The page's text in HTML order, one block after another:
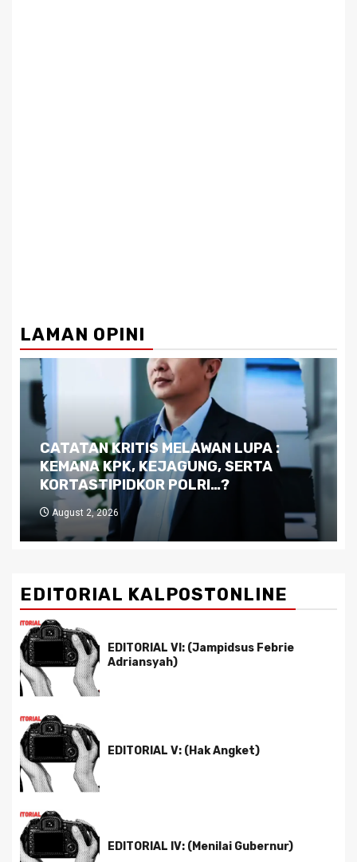
LAMAN OPINI
Dilema Kaltim di Tengah Krisis:
Kutukan Sumber Daya Alam dan
Pemimpin yang Tak Kreatif
July 29, 2026
EDITORIAL KALPOSTONLINE
EDITORIAL VI: (Jampidsus Febrie
Adriansyah)
EDITORIAL V: (Hak Angket)
EDITORIAL IV: (Menilai Gubernur)